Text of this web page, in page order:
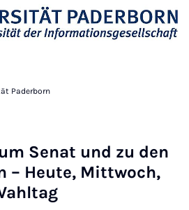
Paderborn
Se­nat und zu den
– Heu­te, Mitt­woch,